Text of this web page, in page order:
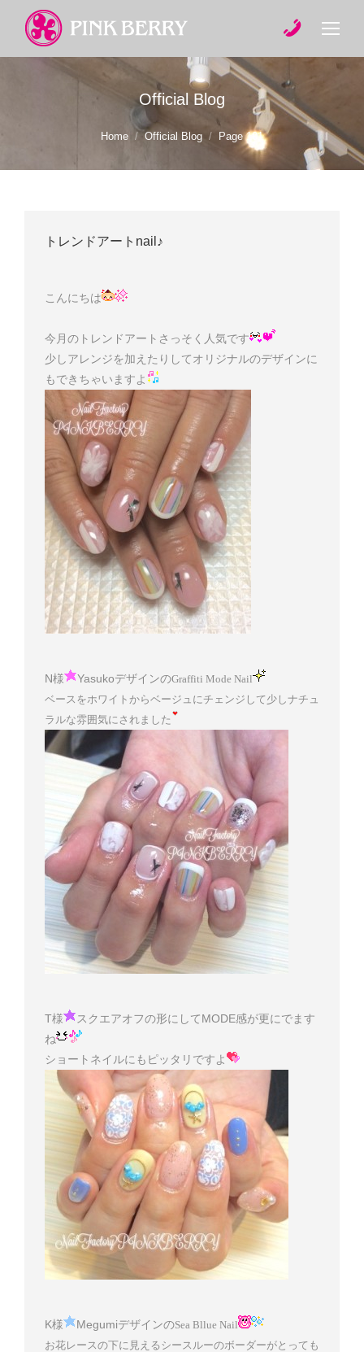
Official Blog
Home Official Blog Page 101
トレンドアートnail♪
こんにちは
今月のトレンドアートさっそく人気です
少しアレンジを加えたりしてオリジナルのデザインに
もできちゃいますよ
N様 YasukoデザインのGraffiti Mode Nail
ベースをホワイトからベージュにチェンジして少しナチュ
ラルな雰囲気にされました
T様
スクエアオフの形にしてMODE感が更にでます
ね
ショートネイルにもピッタリですよ
K様 MegumiデザインのSea Bllue Nail
お花レースの下に見えるシースルーのボーダーがとっても